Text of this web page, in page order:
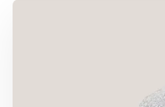
Lees meer over Column Jan